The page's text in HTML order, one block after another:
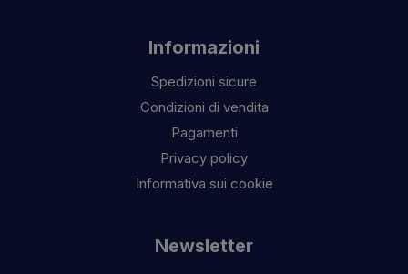
Informazioni
Spedizioni sicure
Condizioni di vendita
Pagamenti
Privacy policy
Informativa sui cookie
Newsletter